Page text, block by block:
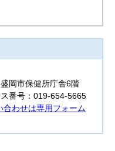
岡市保健所庁舎6階
番号：019-654-5665
わせは専用フォーム